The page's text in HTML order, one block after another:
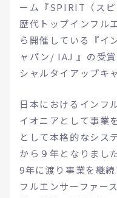
ーム『SPIRIT（スピ
歴代トップインフル
ら開催している『イ
ャパン/ IAJ 』の受
シャルタイアップキ
日本におけるインフ
イオニアとして事業
として本格的なシス
から９年となりました
9年に渡り事業を継
フルエンサーファー